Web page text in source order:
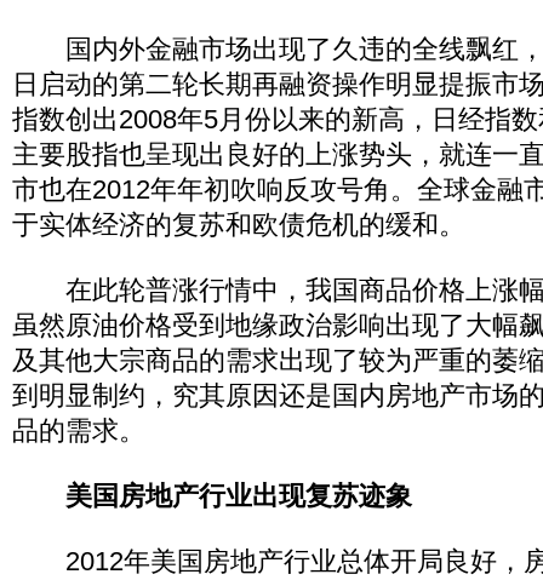
国内外金融市场出现了久违的全线飘红
日启动的第二轮长期再融资操作明显提振市
指数创出2008年5月份以来的新高，日经指
主要股指也呈现出良好的上涨势头，就连一
市也在2012年年初吹响反攻号角。全球金融
于实体经济的复苏和欧债危机的缓和。
在此轮普涨行情中，我国商品价格上涨
虽然原油价格受到地缘政治影响出现了大幅
及其他大宗商品的需求出现了较为严重的萎
到明显制约，究其原因还是国内房地产市场
品的需求。
美国房地产行业出现复苏迹象
2012年美国房地产行业总体开局良好，